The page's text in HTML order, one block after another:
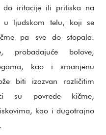
do iritacije ili pritiska na
u ljudskom telu, koji se
pa sve do stopala.
probadajuće bolove,
kao i smanjenu
biti izazvan različitim
su povrede kičme,
kao i dugotrajno